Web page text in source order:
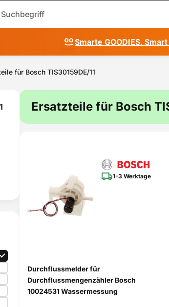
Smarte GOODIES.
für Bosch TIS30159DE/11
Ersatzteile für Bosch
1-3 Werktage
Durchflussmelder für
Durchflussmengenzähler Bosch
10024531 Wassermessung